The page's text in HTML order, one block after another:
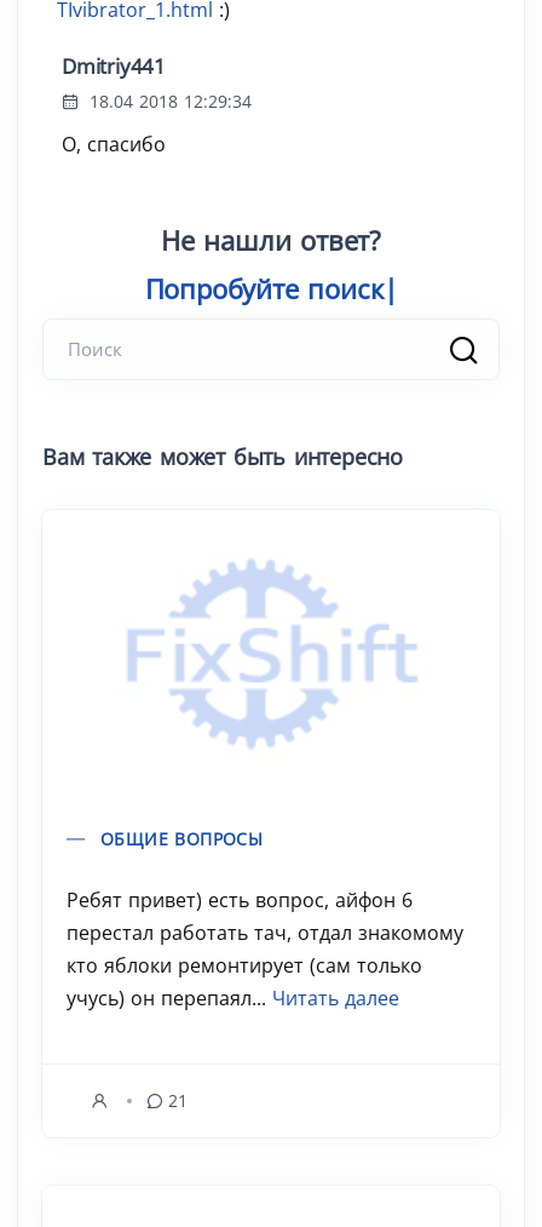
TIvibrator_1.html :)
Dmitriy441
18.04 2018 12:29:34
О, спасибо
Не нашли ответ?
Попробуйте по|
Вам также может быть интересно
ОБЩИЕ ВОПРОСЫ
Ребят привет) есть вопрос, айфон 6
перестал работать тач, отдал знакомому
кто яблоки ремонтирует (сам только
учусь) он перепаял... Читать далее
21